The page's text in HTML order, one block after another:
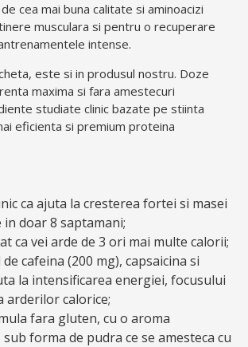
cea mai buna calitate si aminoacizi
musculara si pentru o recuperare
intense.
este si in produsul nostru. Doze
maxima si fara amestecuri
studiate clinic bazate pe stiinta
eficienta si premium proteina
ca ajuta la cresterea fortei si masei
in doar 8 saptamani;
ca vei arde de 3 ori mai multe calorii;
cafeina (200 mg), capsaicina si
la intensificarea energiei, focusului
arderilor calorice;
fara gluten, cu o aroma
sub forma de pudra ce se amesteca cu